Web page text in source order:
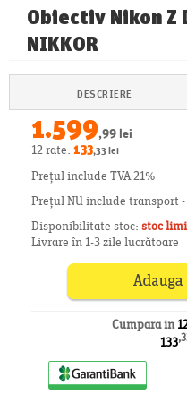
Obiectiv Nikon Z
NIKKOR
DESCRIERE
1.599,99 lei
12 rate: 133,33 lei
Prețul include TVA 21%
Prețul NU include transport
Disponibilitate stoc:stoc
Livrare în 1-3 zile lucrătoare
Cumpara in
133